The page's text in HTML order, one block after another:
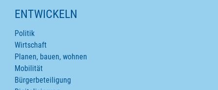
ENTWICKELN
Politik
Wirtschaft
Planen, bauen, wohnen
Mobilität
Bürgerbeteiligung